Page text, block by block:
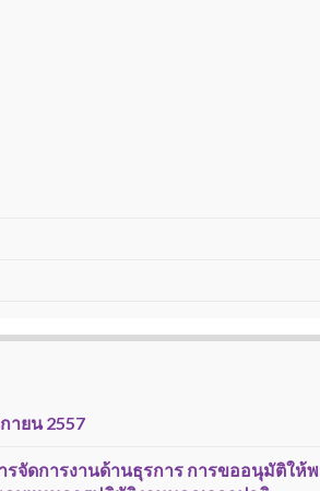
ายน 2557
รจัดการงานด้านธุรการ การขออนุมัติใ